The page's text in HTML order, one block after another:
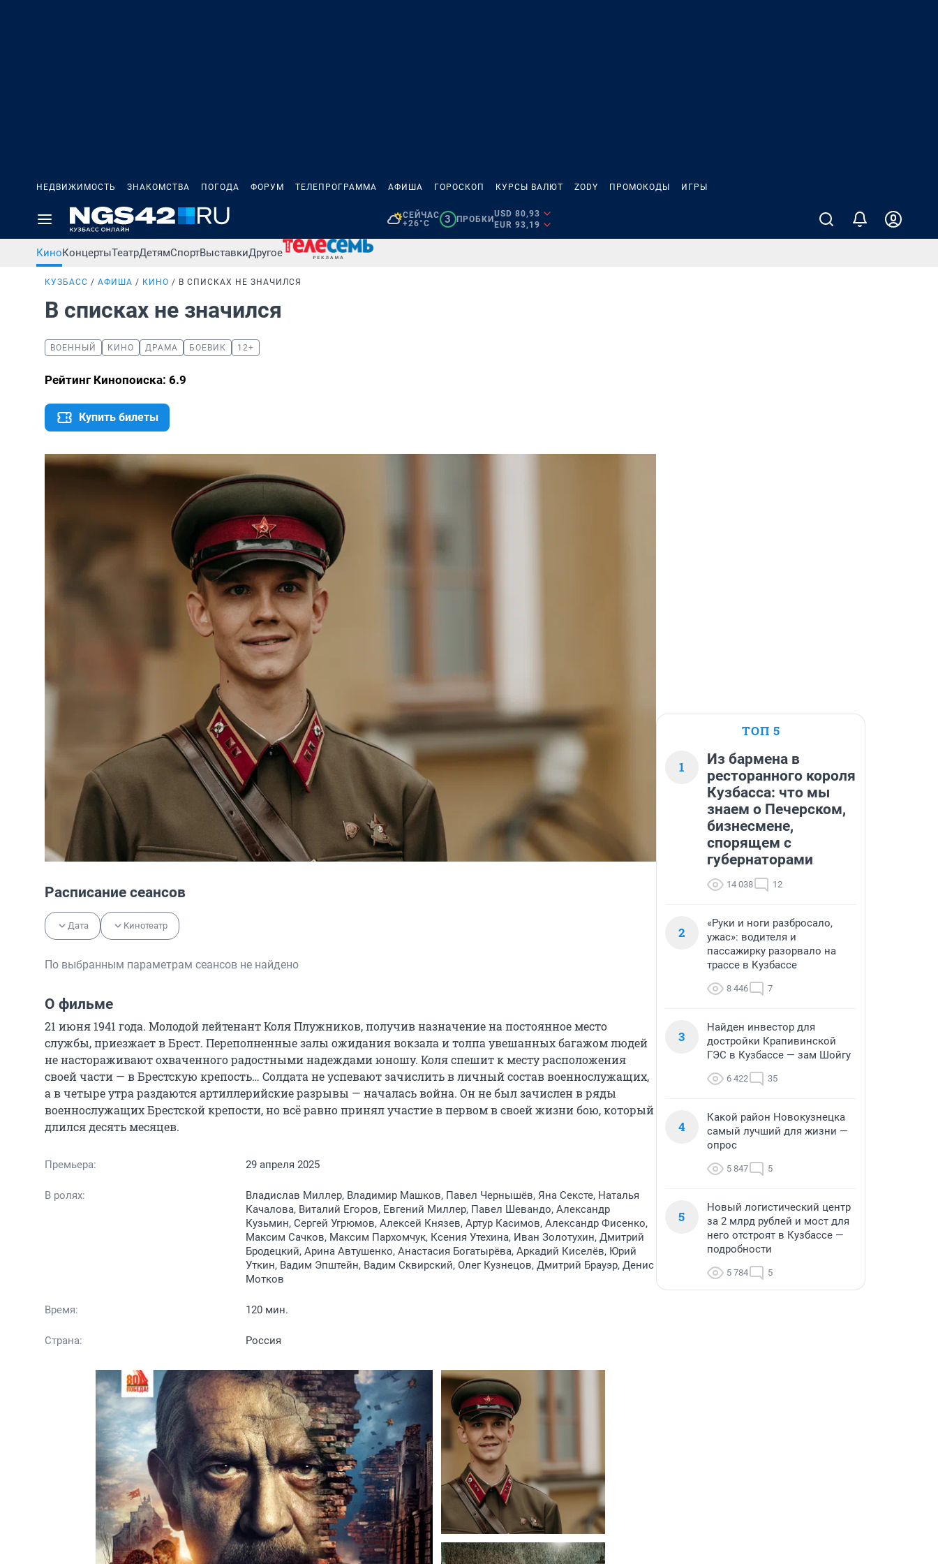
НЕДВИЖИМОСТЬ ЗНАКОМСТВА ПОГОДА ФОРУМ ТЕЛЕПРОГРАММА АФИША ГОРОСКОП КУРСЫ ВАЛЮТ ZODY ПРОМОКОДЫ ИГРЫ
СЕЙЧАС
+26°C
3 ПРОБКИ
USD 80,93
EUR 93,19
КиноКонцертыТеатрДетямСпортВыставкиДругое
КУЗБАСС АФИША КИНО В СПИСКАХ НЕ ЗНАЧИЛСЯ
В списках не значился
ВОЕННЫЙ КИНО ДРАМА БОЕВИК 12+
Рейтинг Кинопоиска: 6.9
Купить билеты
Расписание сеансов
Дата Кинотеатр
По выбранным параметрам сеансов не найдено
О фильме
21 июня 1941 года. Молодой лейтенант Коля Плужников, получив назначение на постоянное место
службы, приезжает в Брест. Переполненные залы ожидания вокзала и толпа увешанных багажом людей
не настораживают охваченного радостными надеждами юношу. Коля спешит к месту расположения
своей части — в Брестскую крепость… Солдата не успевают зачислить в личный состав военнослужащих,
а в четыре утра раздаются артиллерийские разрывы — началась война. Он не был зачислен в ряды
военнослужащих Брестской крепости, но всё равно принял участие в первом в своей жизни бою, который
длился десять месяцев.
Премьера: 29 апреля 2025
В ролях:
Владислав Миллер, Владимир Машков, Павел Чернышёв, Яна Сексте, Наталья
Качалова, Виталий Егоров, Евгений Миллер, Павел Шевандо, Александр
Кузьмин, Сергей Угрюмов, Алексей Князев, Артур Касимов, Александр Фисенко,
Максим Сачков, Максим Пархомчук, Ксения Утехина, Иван Золотухин, Дмитрий
Бродецкий, Арина Автушенко, Анастасия Богатырёва, Аркадий Киселёв, Юрий
Уткин, Вадим Эпштейн, Вадим Сквирский, Олег Кузнецов, Дмитрий Брауэр, Денис
Мотков
Время: 120 мин.
Страна: Россия
ТОП 5
1
Из бармена в
ресторанного короля
Кузбасса: что мы
знаем о Печерском,
бизнесмене,
спорящем с
губернаторами
14 038 12
2
«Руки и ноги разбросало,
ужас»: водителя и
пассажирку разорвало на
трассе в Кузбассе
8 446 7
3
Найден инвестор для
достройки Крапивинской
ГЭС в Кузбассе — зам Шойгу
6 422 35
4
Какой район Новокузнецка
самый лучший для жизни —
опрос
5 847 5
5
Новый логистический центр
за 2 млрд рублей и мост для
него отстроят в Кузбассе —
подробности
5 784 5